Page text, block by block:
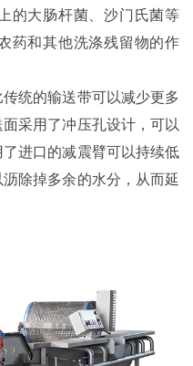
的大肠杆菌、沙门氏菌等
药和其他洗涤残留物的作
统的输送带可以减少更多
采用了冲压孔设计，可以
进口的减震臂可以持续低
除掉多余的水分，从而延